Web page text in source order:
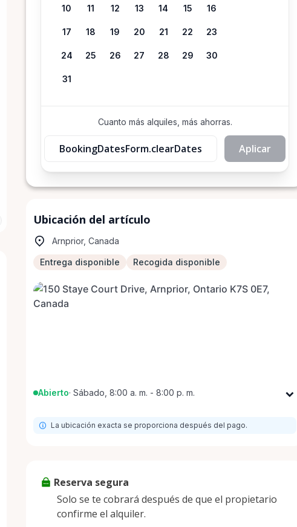
10 11 12 13 14 15 16
17 18 19 20 21 22 23
24 25 26 27 28 29 30
31
Cuanto más alquiles, más ahorras.
BookingDatesForm.clearDates Aplicar
Ubicación del artículo
Arnprior, Canada
Entrega disponible Recogida disponible
Abierto· Sábado, 8:00 a. m. - 8:00 p. m.
Martes
8:00 a. m. - 8:00 p. m.
Viernes
Sábado
8:00 a. m. - 8:00 p. m.
Domingo
La ubicación exacta se proporciona después del pago.
Reserva segura
Solo se te cobrará después de que el propietario
confirme el alquiler.